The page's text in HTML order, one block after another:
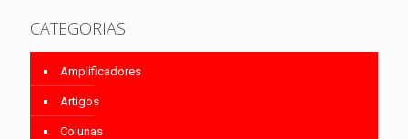
CATEGORIAS
Amplificadores
Artigos
Colunas